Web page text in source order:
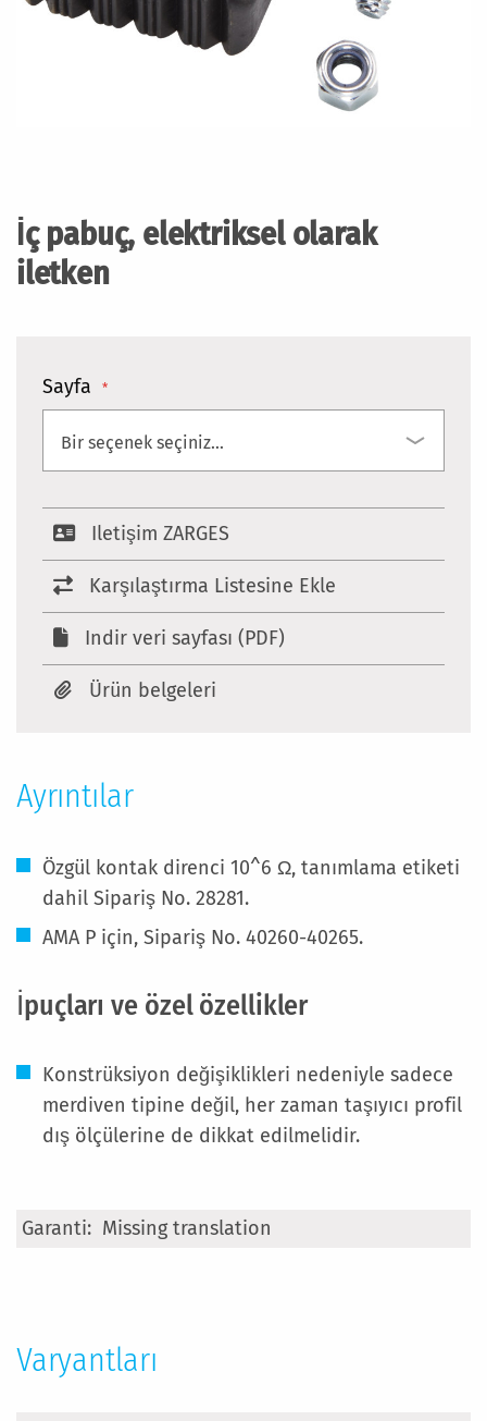
İç pabuç, elektriksel olarak
iletken
Sayfa
Iletişim ZARGES
Karşılaştırma Listesine Ekle
Indir veri sayfası (PDF)
Ürün belgeleri
git
Ayrıntılar
Özgül kontak direnci 10^6 Ω, tanımlama etiketi
dahil Sipariş No. 28281.
AMA P için, Sipariş No. 40260-40265.
İpuçları ve özel özellikler
Konstrüksiyon değişiklikleri nedeniyle sadece
merdiven tipine değil, her zaman taşıyıcı profil
dış ölçülerine de dikkat edilmelidir.
Daha
Missing translation
Varyantları